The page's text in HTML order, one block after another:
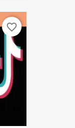
favorite_border